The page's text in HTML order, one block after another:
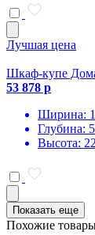
Лучшая цена
Шкаф-купе
53 878 р
Ширина:
Глубина:
Высота:
Показать еще
Похожие